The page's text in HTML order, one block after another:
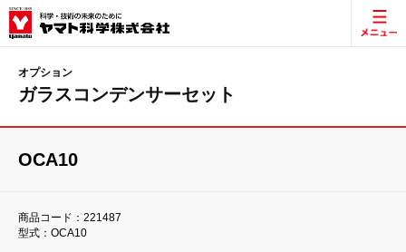
オプション
ガラスコンデンサーセット
OCA10
商品コード：221487
型式：OCA10